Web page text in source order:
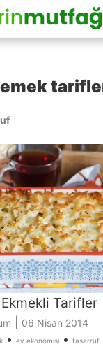
Tarifler
06 Nisan 2014
• ev ekonomisi• tasarruf